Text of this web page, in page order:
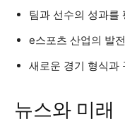
팀과 선수의 성과를
e스포츠 산업의 발
새로운 경기 형식과
뉴스와 미래